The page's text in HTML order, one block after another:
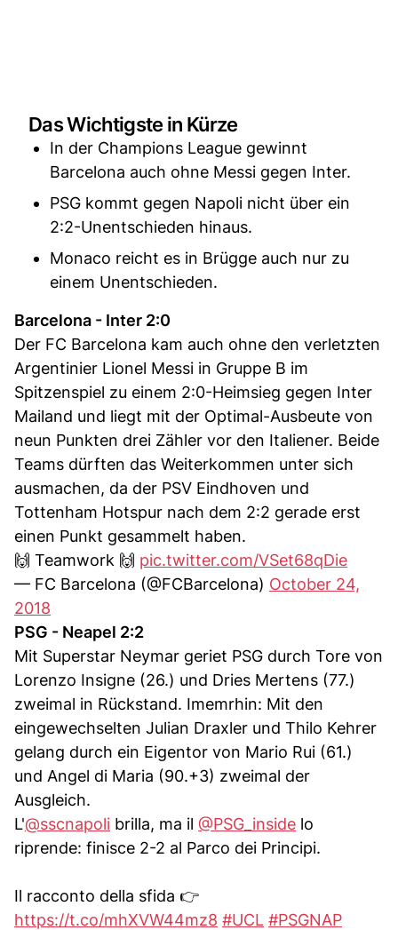
Das Wichtigste in Kürze
In der Champions League gewinnt
Barcelona auch ohne Messi gegen Inter.
PSG kommt gegen Napoli nicht über ein
2:2-Unentschieden hinaus.
Monaco reicht es in Brügge auch nur zu
einem Unentschieden.
Barcelona - Inter 2:0
Der FC Barcelona kam auch ohne den verletzten
Argentinier Lionel Messi in Gruppe B im
Spitzenspiel zu einem 2:0-Heimsieg gegen Inter
Mailand und liegt mit der Optimal-Ausbeute von
neun Punkten drei Zähler vor den Italiener. Beide
Teams dürften das Weiterkommen unter sich
ausmachen, da der PSV Eindhoven und
Tottenham Hotspur nach dem 2:2 gerade erst
einen Punkt gesammelt haben.
🙌 Teamwork 🙌 pic.twitter.com/VSet68qDie
— FC Barcelona (@FCBarcelona) October 24,
2018
PSG - Neapel 2:2
Mit Superstar Neymar geriet PSG durch Tore von
Lorenzo Insigne (26.) und Dries Mertens (77.)
zweimal in Rückstand. Imemrhin: Mit den
eingewechselten Julian Draxler und Thilo Kehrer
gelang durch ein Eigentor von Mario Rui (61.)
und Angel di Maria (90.+3) zweimal der
Ausgleich.
L'@sscnapoli brilla, ma il @PSG_inside lo
riprende: finisce 2-2 al Parco dei Principi.
Il racconto della sfida 👉
https://t.co/mhXVW44mz8 #UCL #PSGNAP